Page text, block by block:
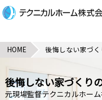
HOME 後悔しない家づ
後悔しない家づくり
元現場監督テクニカルホー